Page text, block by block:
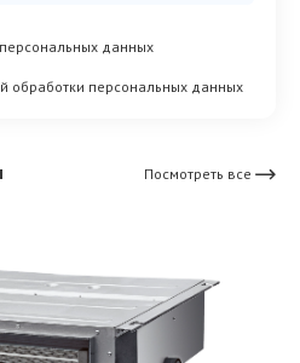
данных
обработки персональных данных
Посмотреть все